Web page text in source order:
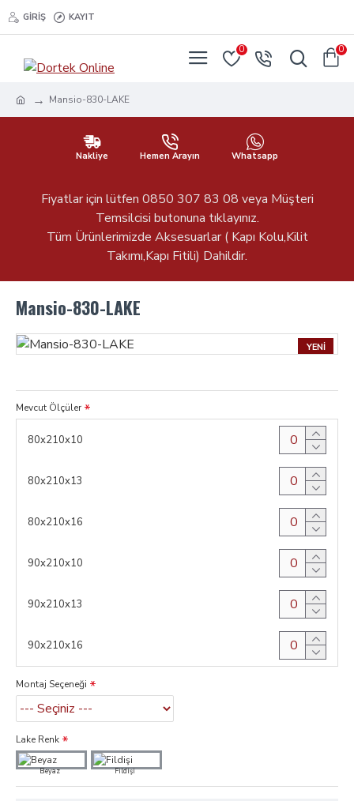
GIRIŞ KAYIT
0 0
Mansio-830-LAKE
Nakliye Hemen Arayın Whatsapp
Fiyatlar için lütfen 0850 307 83 08 veya Müşteri
Temsilcisi butonuna tıklayınız.
Tüm Ürünlerimizde Aksesuarlar ( Kapı Kolu,Kilit
Takımı,Kapı Fitili) Dahildir.
Mansio-830-LAKE
YENI
Mevcut Ölçüler
80x210x10
80x210x13
80x210x16
90x210x10
90x210x13
90x210x16
Montaj Seçeneği
Lake Renk
Beyaz Fildişi